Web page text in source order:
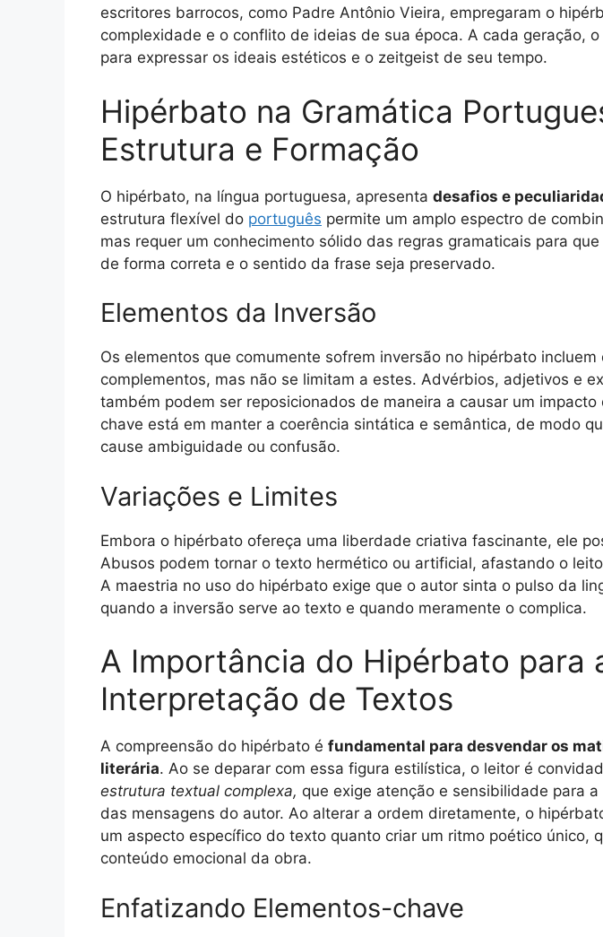
escritores barrocos, como Padre Antônio Vieira, empregaram o
complexidade e o conflito de ideias de sua época. A cada geração,
para expressar os ideais estéticos e o zeitgeist de seu tempo.
Hipérbato na Gramática
Estrutura e Formação
O hipérbato, na língua portuguesa, apresenta desafios e
estrutura flexível do português permite um amplo espectro de
mas requer um conhecimento sólido das regras gramaticais para
de forma correta e o sentido da frase seja preservado.
Elementos da Inversão
Os elementos que comumente sofrem inversão no hipérbato
complementos, mas não se limitam a estes. Advérbios, adjetivos e
também podem ser reposicionados de maneira a causar um
chave está em manter a coerência sintática e semântica, de modo
cause ambiguidade ou confusão.
Variações e Limites
Embora o hipérbato ofereça uma liberdade criativa fascinante, ele
Abusos podem tornar o texto hermético ou artificial, afastando o
A maestria no uso do hipérbato exige que o autor sinta o pulso da
quando a inversão serve ao texto e quando meramente o complica.
A Importância do Hipérbato para
Interpretação de Textos
A compreensão do hipérbato é fundamental para desvendar os
literária. Ao se deparar com essa figura estilística, o leitor é
estrutura textual complexa, que exige atenção e sensibilidade para
das mensagens do autor. Ao alterar a ordem diretamente, o
um aspecto específico do texto quanto criar um ritmo poético único,
conteúdo emocional da obra.
Enfatizando Elementos-chave